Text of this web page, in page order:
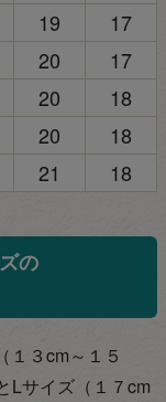
19 17
20 17
20 18
20 18
21 18
の
１３cm～１５
Lサイズ（１７cm